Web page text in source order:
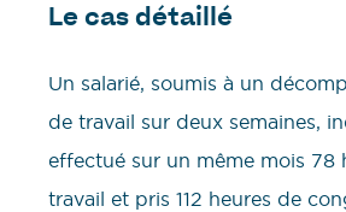
Le cas détaillé
Un salarié, soumis à un
de travail sur deux semaines,
effectué sur un même mois 78
travail et pris 112 heures de